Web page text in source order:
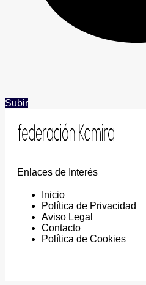
Subir
Enlaces de Interés
Inicio
Política de Privacidad
Aviso Legal
Contacto
Política de Cookies